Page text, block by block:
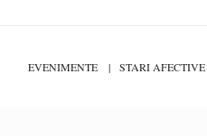
EVENIMENTE STARI AFECTIVE